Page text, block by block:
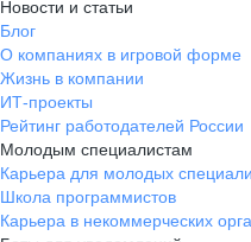
Новости и статьи
Блог
О компаниях в игровой форме
Жизнь в компании
ИТ-проекты
Рейтинг работодателей России
Молодым специалистам
Карьера для молодых
Школа программистов
Карьера в некоммерческих